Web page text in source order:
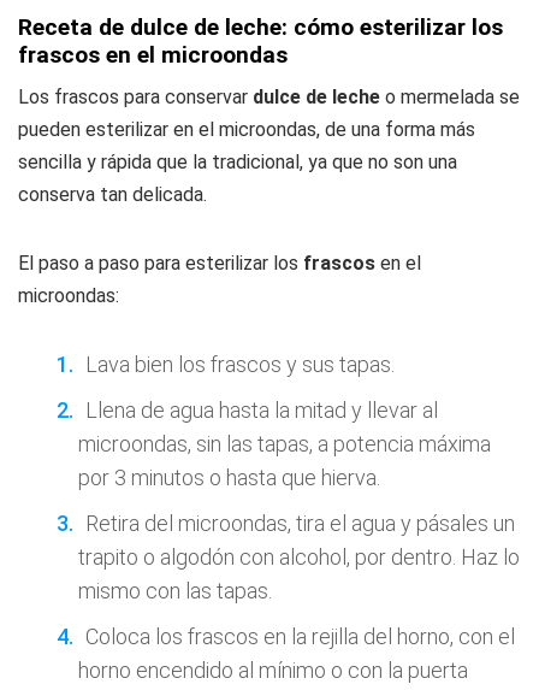
Receta de dulce de leche: cómo esterilizar los
frascos en el microondas
Los frascos para conservar dulce de leche o mermelada se
pueden esterilizar en el microondas, de una forma más
sencilla y rápida que la tradicional, ya que no son una
conserva tan delicada.
El paso a paso para esterilizar los frascos en el
microondas:
Lava bien los frascos y sus tapas.
Llena de agua hasta la mitad y llevar al
microondas, sin las tapas, a potencia máxima
por 3 minutos o hasta que hierva.
Retira del microondas, tira el agua y pásales un
trapito o algodón con alcohol, por dentro. Haz lo
mismo con las tapas.
Coloca los frascos en la rejilla del horno, con el
horno encendido al mínimo o con la puerta